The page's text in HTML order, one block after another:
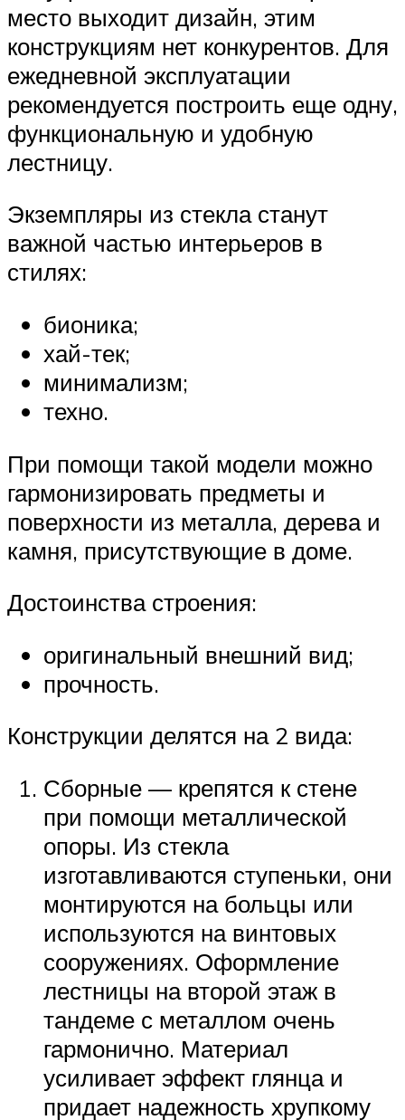
место выходит дизайн, этим
конструкциям нет конкурентов. Для
ежедневной эксплуатации
рекомендуется построить еще одну,
функциональную и удобную
лестницу.
Экземпляры из стекла станут
важной частью интерьеров в
стилях:
бионика;
хай-тек;
минимализм;
техно.
При помощи такой модели можно
гармонизировать предметы и
поверхности из металла, дерева и
камня, присутствующие в доме.
Достоинства строения:
оригинальный внешний вид;
прочность.
Конструкции делятся на 2 вида:
Сборные — крепятся к стене
при помощи металлической
опоры. Из стекла
изготавливаются ступеньки, они
монтируются на больцы или
используются на винтовых
сооружениях. Оформление
лестницы на второй этаж в
тандеме с металлом очень
гармонично. Материал
усиливает эффект глянца и
придает надежность хрупкому